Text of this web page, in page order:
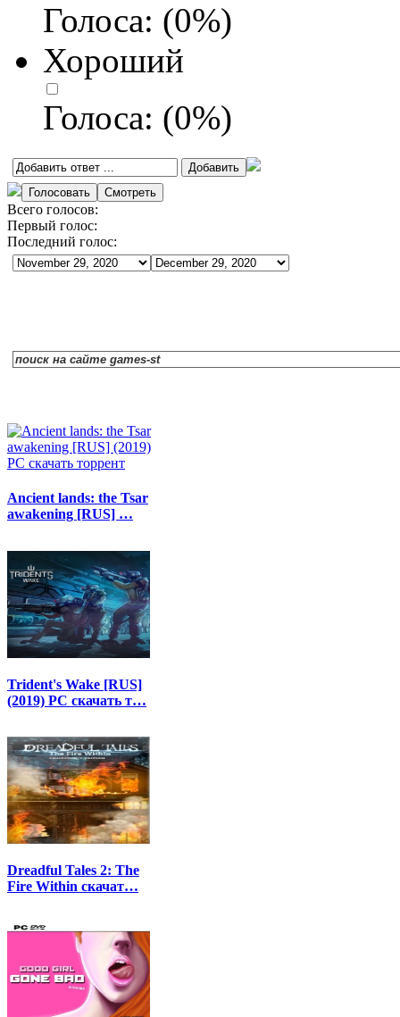
Голоса: (0%)
Хороший
Голоса: (0%)
Всего голосов:
Первый голос:
Последний голос:
Ancient lands: the Tsar
awakening [RUS] …
Trident's Wake [RUS]
(2019) PC скачать т…
Dreadful Tales 2: The
Fire Within скачат…